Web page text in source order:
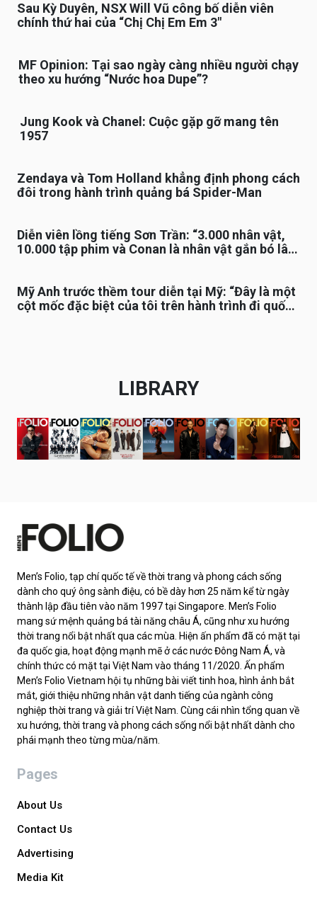
Sau Kỳ Duyên, NSX Will Vũ công bố diễn viên
chính thứ hai của “Chị Chị Em Em 3″
MF Opinion: Tại sao ngày càng nhiều người chạy
theo xu hướng “Nước hoa Dupe”?
Jung Kook và Chanel: Cuộc gặp gỡ mang tên
1957
Zendaya và Tom Holland khẳng định phong cách
đôi trong hành trình quảng bá Spider-Man
Diễn viên lồng tiếng Sơn Trần: “3.000 nhân vật,
10.000 tập phim và Conan là nhân vật gắn bó lâu
Mỹ Anh trước thềm tour diễn tại Mỹ: “Đây là một
cột mốc đặc biệt của tôi trên hành trình đi quốc
LIBRARY
Men’s Folio, tạp chí quốc tế về thời trang và phong cách sống
dành cho quý ông sành điệu, có bề dày hơn 25 năm kể từ ngày
thành lập đầu tiên vào năm 1997 tại Singapore. Men’s Folio
mang sứ mệnh quảng bá tài năng châu Á, cũng như xu hướng
thời trang nổi bật nhất qua các mùa. Hiện ấn phẩm đã có mặt tại
đa quốc gia, hoạt động mạnh mẽ ở các nước Đông Nam Á, và
chính thức có mặt tại Việt Nam vào tháng 11/2020. Ấn phẩm
Men’s Folio Vietnam hội tụ những bài viết tinh hoa, hình ảnh bắt
mắt, giới thiệu những nhân vật danh tiếng của ngành công
nghiệp thời trang và giải trí Việt Nam. Cùng cái nhìn tổng quan về
xu hướng, thời trang và phong cách sống nổi bật nhất dành cho
phái mạnh theo từng mùa/năm.
Pages
About Us
Contact Us
Advertising
Media Kit